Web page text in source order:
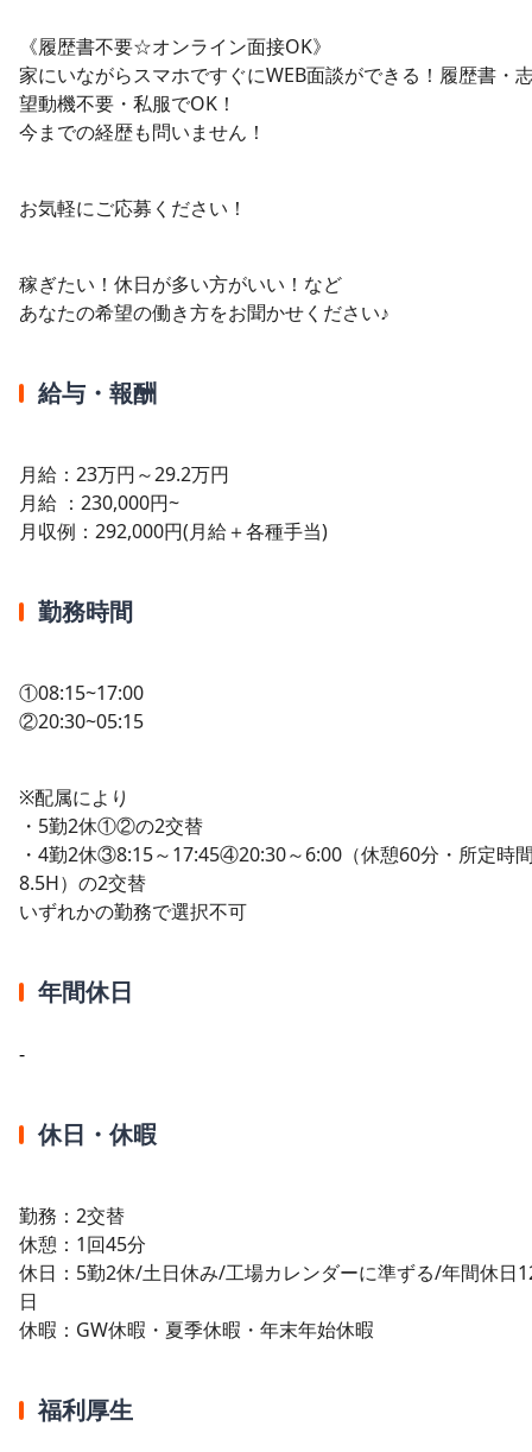
《履歴書不要☆オンライン面接OK》
家にいながらスマホですぐにWEB面談ができる！履歴書・
望動機不要・私服でOK！
今までの経歴も問いません！
お気軽にご応募ください！
稼ぎたい！休日が多い方がいい！など
あなたの希望の働き方をお聞かせください♪
給与・報酬
月給：23万円～29.2万円
月給 ：230,000円~
月収例：292,000円(月給＋各種手当)
勤務時間
①08:15~17:00
②20:30~05:15
※配属により
・5勤2休①②の2交替
・4勤2休③8:15～17:45④20:30～6:00（休憩60分・所定時
8.5H）の2交替
いずれかの勤務で選択不可
年間休日
-
休日・休暇
勤務：2交替
休憩：1回45分
休日：5勤2休/土日休み/工場カレンダーに準ずる/年間休日
日
休暇：GW休暇・夏季休暇・年末年始休暇
福利厚生